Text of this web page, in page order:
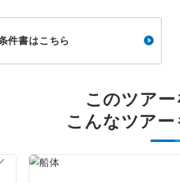
件書はこちら
このツア
こんなツア